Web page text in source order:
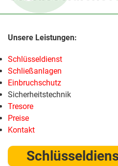
Schlüsseldienst
Schließanlagen
Einbruchschutz
Sicherheitstechnik
Tresore
Preise
Kontakt